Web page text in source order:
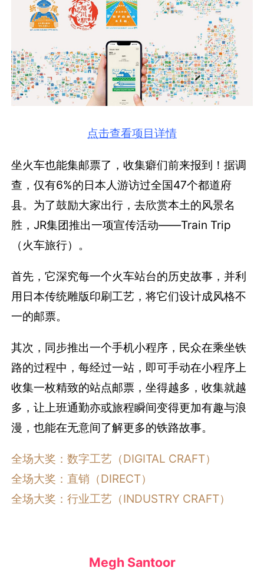
点击查看项目详情
坐火车也能集邮票了，收集癖们前来报到！据调
查，仅有6%的日本人游访过全国47个都道府
县。为了鼓励大家出行，去欣赏本土的风景名
胜，JR集团推出一项宣传活动——Train Trip
（火车旅行）。
首先，它深究每一个火车站台的历史故事，并利
用日本传统雕版印刷工艺，将它们设计成风格不
一的邮票。
其次，同步推出一个手机小程序，民众在乘坐铁
路的过程中，每经过一站，即可手动在小程序上
收集一枚精致的站点邮票，坐得越多，收集就越
多，让上班通勤亦或旅程瞬间变得更加有趣与浪
漫，也能在无意间了解更多的铁路故事。
全场大奖：数字工艺（DIGITAL CRAFT）
全场大奖：直销（DIRECT）
全场大奖：行业工艺（INDUSTRY CRAFT）
Megh Santoor